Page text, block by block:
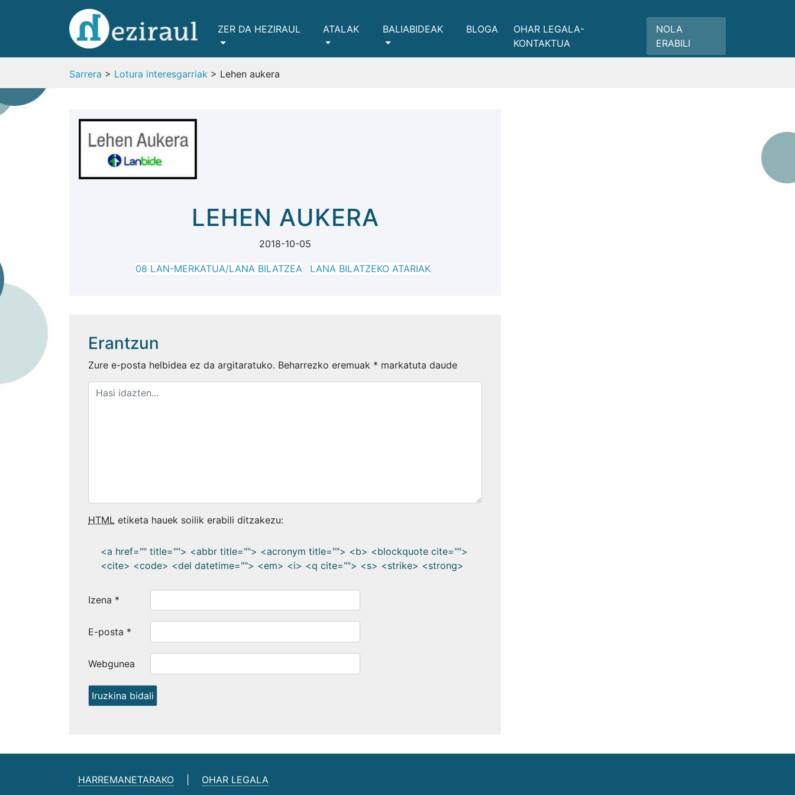
ZER DA HEZIRAUL ATALAK BALIABIDEAK BLOGA
OHAR LEGALA-
KONTAKTUA
NOLA
ERABILI
Sarrera > Lotura interesgarriak > Lehen aukera
LEHEN AUKERA
2018-10-05
08 LAN-MERKATUA/LANA BILATZEA LANA BILATZEKO ATARIAK
Erantzun
Zure e-posta helbidea ez da argitaratuko. Beharrezko eremuak * markatuta daude
HTML etiketa hauek soilik erabili ditzakezu:
<a href="" title=""> <abbr title=""> <acronym title=""> <b> <blockquote cite="">
<cite> <code> <del datetime=""> <em> <i> <q cite=""> <s> <strike> <strong>
Izena *
E-posta *
Webgunea
HARREMANETARAKO OHAR LEGALA